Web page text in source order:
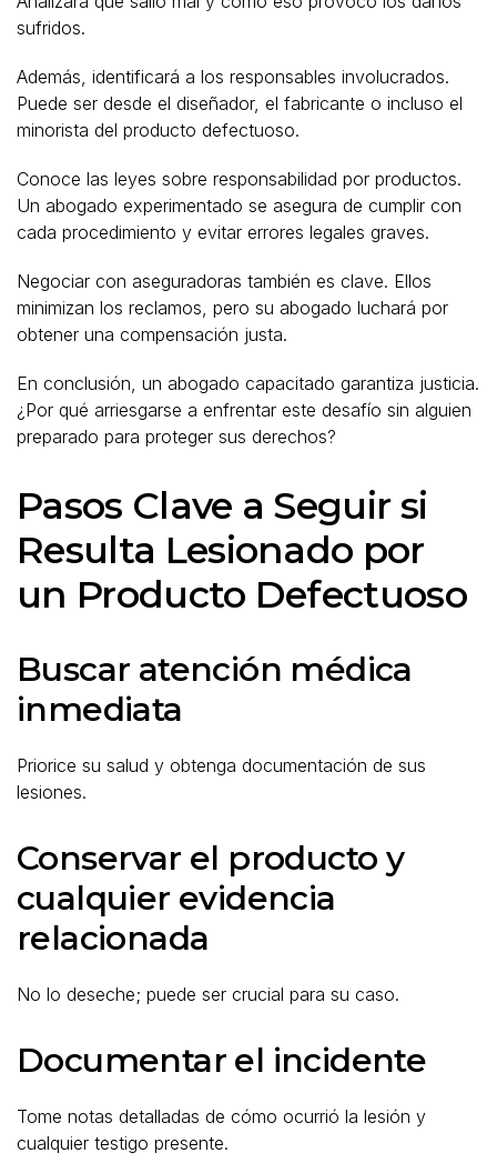
sufridos.
Además, identificará a los responsables involucrados.
Puede ser desde el diseñador, el fabricante o incluso el
minorista del producto defectuoso.
Conoce las leyes sobre responsabilidad por productos.
Un abogado experimentado se asegura de cumplir con
cada procedimiento y evitar errores legales graves.
Negociar con aseguradoras también es clave. Ellos
minimizan los reclamos, pero su abogado luchará por
obtener una compensación justa.
En conclusión, un abogado capacitado garantiza justicia.
¿Por qué arriesgarse a enfrentar este desafío sin alguien
preparado para proteger sus derechos?
Pasos Clave a Seguir si
Resulta Lesionado por
un Producto Defectuoso
Buscar atención médica
inmediata
Priorice su salud y obtenga documentación de sus
lesiones.
Conservar el producto y
cualquier evidencia
relacionada
No lo deseche; puede ser crucial para su caso.
Documentar el incidente
Tome notas detalladas de cómo ocurrió la lesión y
cualquier testigo presente.